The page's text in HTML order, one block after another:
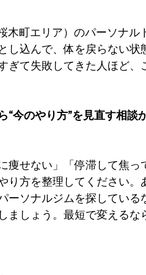
木町エリア）のパーソナ
し込んで、体を戻らない
ぎて失敗してきた人ほど
“今のやり方”を見直す相談
痩せない」「停滞して焦
り方を整理してください。
ーソナルジムを探してい
ましょう。最短で変える